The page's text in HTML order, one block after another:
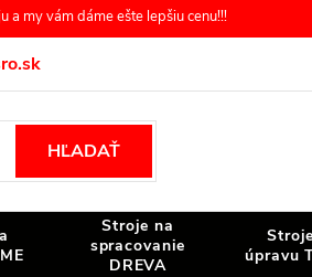
a my vám dáme ešte lepšiu cenu!!!
Odstúpenie od zmluvy
HĽADAŤ
Stroje na
spracovanie
DREVA
úpravu